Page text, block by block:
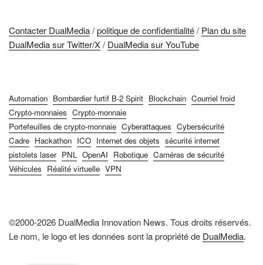
Contacter DualMedia/politique de confidentialité/ Plan du site
DualMedia sur Twitter/X/ DualMedia sur YouTube
Automation Bombardier furtif B-2 Spirit Blockchain Courriel froid
Crypto-monnaies Crypto-monnaie
Portefeuilles de crypto-monnaie Cyberattaques Cybersécurité
Cadre Hackathon ICO Internet des objets sécurité internet
pistolets laser PNL OpenAI Robotique Caméras de sécurité
Véhicules Réalité virtuelle VPN
©2000-2026 DualMedia Innovation News. Tous droits réservés.
Le nom, le logo et les données sont la propriété de DualMedia.